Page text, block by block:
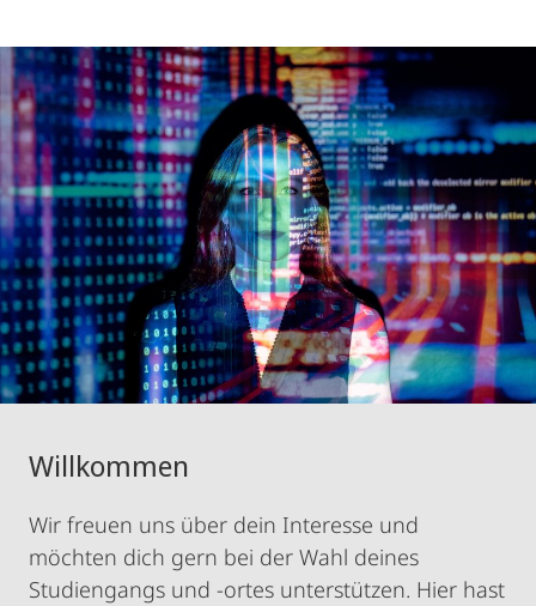
Willkommen
Wir freuen uns über dein Interesse und
möchten dich gern bei der Wahl deines
Studiengangs und -ortes unterstützen. Hier hast